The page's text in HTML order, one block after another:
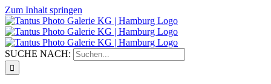
Zum Inhalt springen
SUCHE NACH: